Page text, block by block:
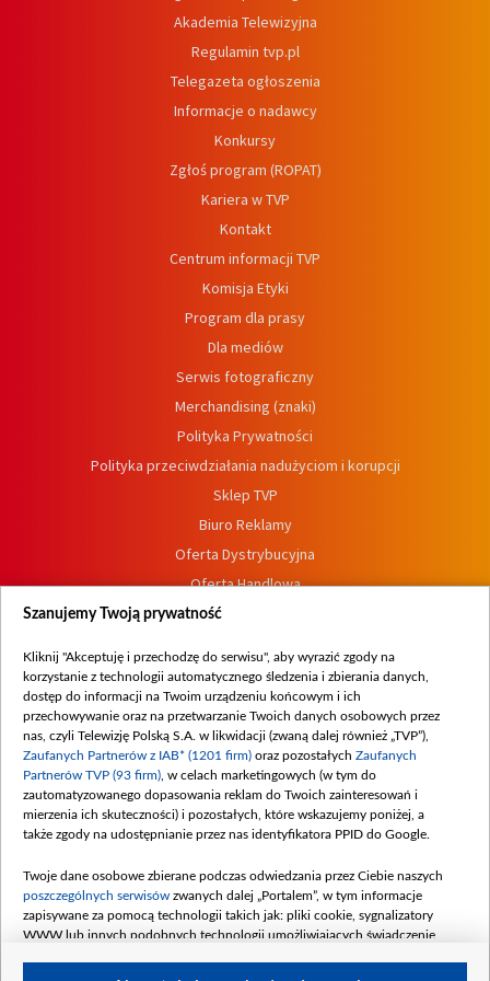
Akademia Telewizyjna
Regulamin tvp.pl
Telegazeta ogłoszenia
Informacje o nadawcy
Konkursy
Zgłoś program (ROPAT)
Kariera w TVP
Kontakt
Centrum informacji TVP
Komisja Etyki
Program dla prasy
Dla mediów
Serwis fotograficzny
Merchandising (znaki)
Polityka Prywatności
Polityka przeciwdziałania nadużyciom i korupcji
Sklep TVP
Biuro Reklamy
Oferta Dystrybucyjna
Oferta Handlowa
Dostępność
Procedura zgłoszeń wewnętrznych
Szanujemy Twoją prywatność
Kliknij "Akceptuję i przechodzę do serwisu", aby wyrazić zgody na
korzystanie z technologii automatycznego śledzenia i zbierania danych,
dostęp do informacji na Twoim urządzeniu końcowym i ich
przechowywanie oraz na przetwarzanie Twoich danych osobowych przez
nas, czyli Telewizję Polską S.A. w likwidacji (zwaną dalej również „TVP”),
Zaufanych Partnerów z IAB* (1201 firm) oraz pozostałych Zaufanych
Partnerów TVP (93 firm) , w celach marketingowych (w tym do
zautomatyzowanego dopasowania reklam do Twoich zainteresowań i
mierzenia ich skuteczności) i pozostałych, które wskazujemy poniżej, a
także zgody na udostępnianie przez nas identyfikatora PPID do Google.
Twoje dane osobowe zbierane podczas odwiedzania przez Ciebie naszych
poszczególnych serwisów zwanych dalej „Portalem”, w tym informacje
zapisywane za pomocą technologii takich jak: pliki cookie, sygnalizatory
WWW lub innych podobnych technologii umożliwiających świadczenie